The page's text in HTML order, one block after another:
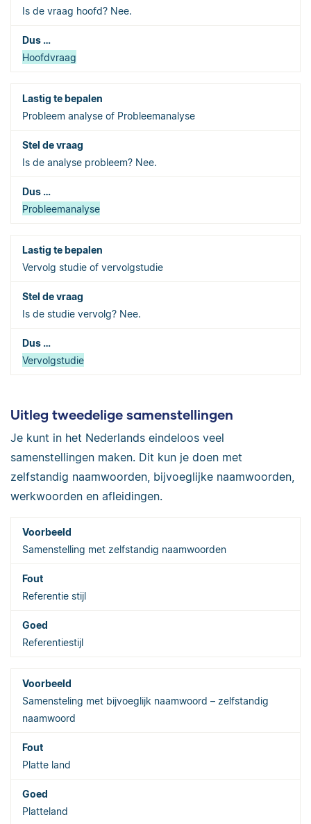
Is de vraag hoofd? Nee.
Hoofdvraag
Probleem analyse of Probleemanalyse
Is de analyse probleem? Nee.
Probleemanalyse
Vervolg studie of vervolgstudie
Is de studie vervolg? Nee.
Vervolgstudie
Uitleg tweedelige samenstellingen
Je kunt in het Nederlands eindeloos veel
samenstellingen maken. Dit kun je doen met
zelfstandig naamwoorden, bijvoeglijke naamwoorden,
werkwoorden en afleidingen.
Samenstelling met zelfstandig naamwoorden
Referentie stijl
Referentiestijl
Samensteling met bijvoeglijk naamwoord – zelfstandig
naamwoord
Platte land
Platteland